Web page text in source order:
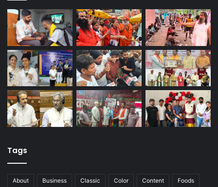
Tags
About Business Classic Color Content Foods